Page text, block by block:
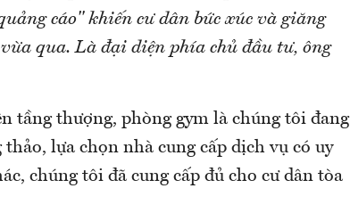
cáo" khiến cư dân bức xúc và giăng
qua. Là đại diện phía chủ đầu tư, ông
tầng thượng, phòng gym là chúng tôi đang
lựa chọn nhà cung cấp dịch vụ có uy
chúng tôi đã cung cấp đủ cho cư dân tòa